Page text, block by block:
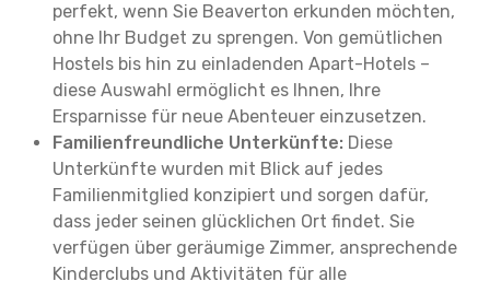
perfekt, wenn Sie Beaverton erkunden möchten,
ohne Ihr Budget zu sprengen. Von gemütlichen
Hostels bis hin zu einladenden Apart-Hotels –
diese Auswahl ermöglicht es Ihnen, Ihre
Ersparnisse für neue Abenteuer einzusetzen.
Familienfreundliche Unterkünfte: Diese
Unterkünfte wurden mit Blick auf jedes
Familienmitglied konzipiert und sorgen dafür,
dass jeder seinen glücklichen Ort findet. Sie
verfügen über geräumige Zimmer, ansprechende
Kinderclubs und Aktivitäten für alle